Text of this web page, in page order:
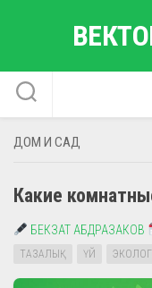
ДОМ И САД
Какие
БЕКЗАТ АБДРАЗАКОВ
ТАЗАЛЫҚ
ҮЙ